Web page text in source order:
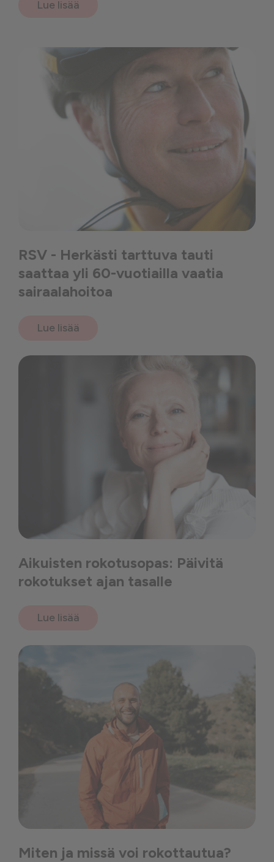
Lue lisää
RSV - Herkästi tarttuva tauti
saattaa yli 60-vuotiailla vaatia
sairaalahoitoa
Lue lisää
Aikuisten rokotusopas: Päivitä
rokotukset ajan tasalle
Lue lisää
Miten ja missä voi rokottautua?